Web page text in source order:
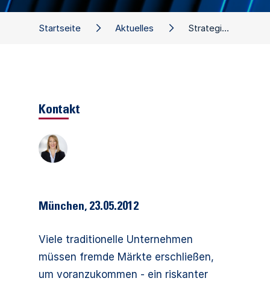
München, 23.05.2012
Viele traditionelle Unternehmen
müssen fremde Märkte erschließen,
um voranzukommen - ein riskanter
Startseite Aktuelles Strategiewechsel im Mittelstand: Traditionsunternehmen wagen den Neuanfang
Kontakt